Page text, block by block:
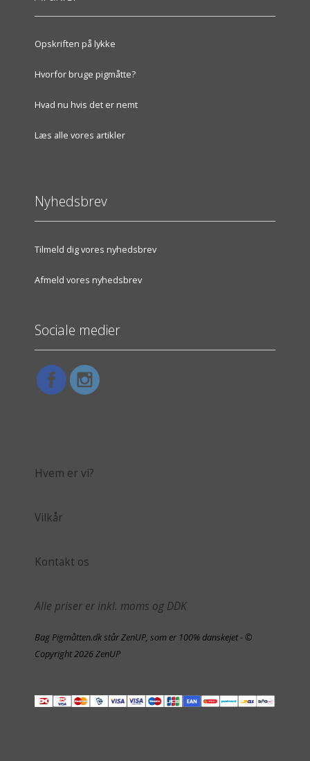
Opskriften på lykke
Hvorfor bruge pigmåtte?
Hvad nu hvis det er nemt
Læs alle vores artikler
Nyhedsbrev
Tilmeld dig vores nyhedsbrev
Afmeld vores nyhedsbrev
Sociale medier
Hvem er vi?
Vilkår
Kontakt os
Alle priser er inkl. moms og DDK
Bag Pigmåtten.dk står ZenUP, som er 100% danskejet - ©
Copyright 2026 ZenUP